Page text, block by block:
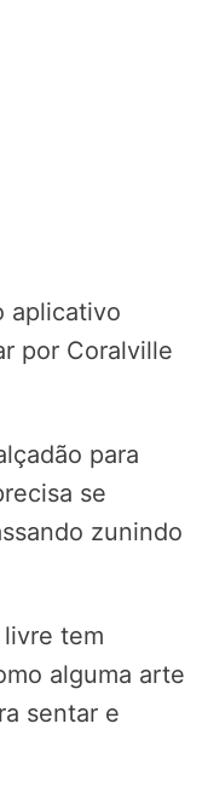
aplicativo
por Coralville
para
se
zunindo
tem
alguma arte
sentar e